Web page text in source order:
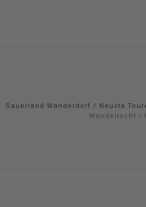
Sauerland-Wanderdorf / Neusta
Wandeltocht /